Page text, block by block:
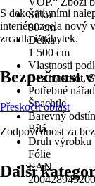
Šířka
90 cm
Délka
1 500 cm
Vlastnosti
Bez mastnot,
Potřebné
Špachtle
Barevný odstín
Bílá
Druh výrobku
Fólie
EAN
S dekorativními
interiéru zcela nový
zrcadla i nábytek.
Bezpečnost
Přeskočit oblast
Zodpovědnost za
Další